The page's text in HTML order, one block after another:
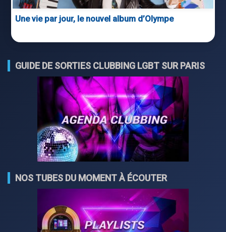
Une vie par jour, le nouvel album d’Olympe
GUIDE DE SORTIES CLUBBING LGBT SUR PARIS
NOS TUBES DU MOMENT À ÉCOUTER